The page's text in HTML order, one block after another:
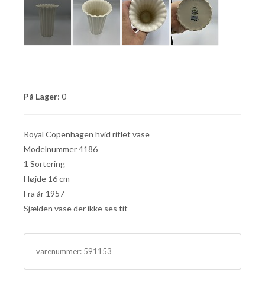
På Lager: 0
Royal Copenhagen hvid riflet vase
Modelnummer 4186
1 Sortering
Højde 16 cm
Fra år 1957
Sjælden vase der ikke ses tit
varenummer: 591153